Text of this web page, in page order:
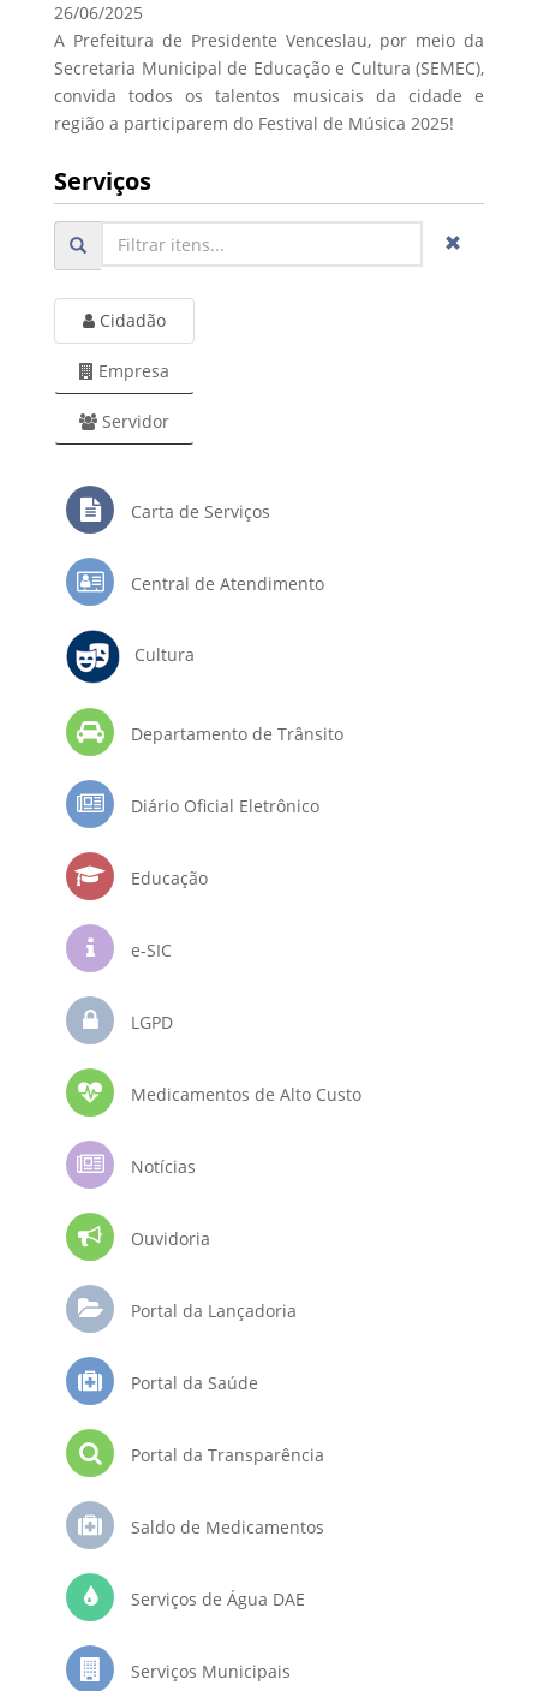
26/06/2025
A Prefeitura de Presidente Venceslau, por meio da
Secretaria Municipal de Educação e Cultura (SEMEC),
convida todos os talentos musicais da cidade e
região a participarem do Festival de Música 2025!
Serviços
Cidadão
Empresa
Servidor
Carta de Serviços
Central de Atendimento
Cultura
Departamento de Trânsito
Diário Oficial Eletrônico
Educação
e-SIC
LGPD
Medicamentos de Alto Custo
Notícias
Ouvidoria
Portal da Lançadoria
Portal da Saúde
Portal da Transparência
Saldo de Medicamentos
Serviços de Água DAE
Serviços Municipais